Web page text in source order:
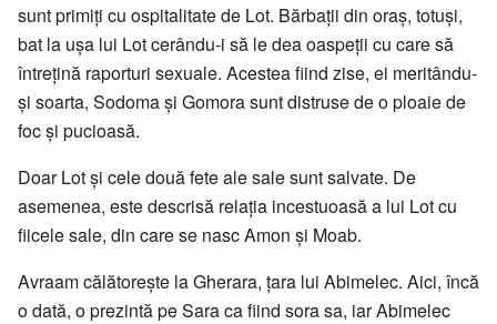
sunt primiţi cu ospitalitate de Lot. Bărbaţii din oraş, totuşi,
bat la uşa lui Lot cerându-i să le dea oaspeţii cu care să
întreţină raporturi sexuale. Acestea fiind zise, ei meritându-
şi soarta, Sodoma şi Gomora sunt distruse de o ploaie de
foc şi pucioasă.
Doar Lot şi cele două fete ale sale sunt salvate. De
asemenea, este descrisă relaţia incestuoasă a lui Lot cu
fiicele sale, din care se nasc Amon şi Moab.
Avraam călătoreşte la Gherara, ţara lui Abimelec. Aici, încă
o dată, o prezintă pe Sara ca fiind sora sa, iar Abimelec